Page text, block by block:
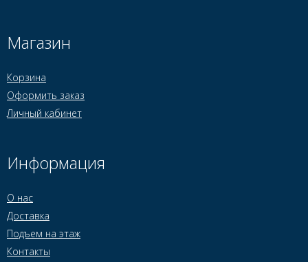
Магазин
Корзина
Оформить заказ
Личный кабинет
Информация
О нас
Доставка
Подъем на этаж
Контакты